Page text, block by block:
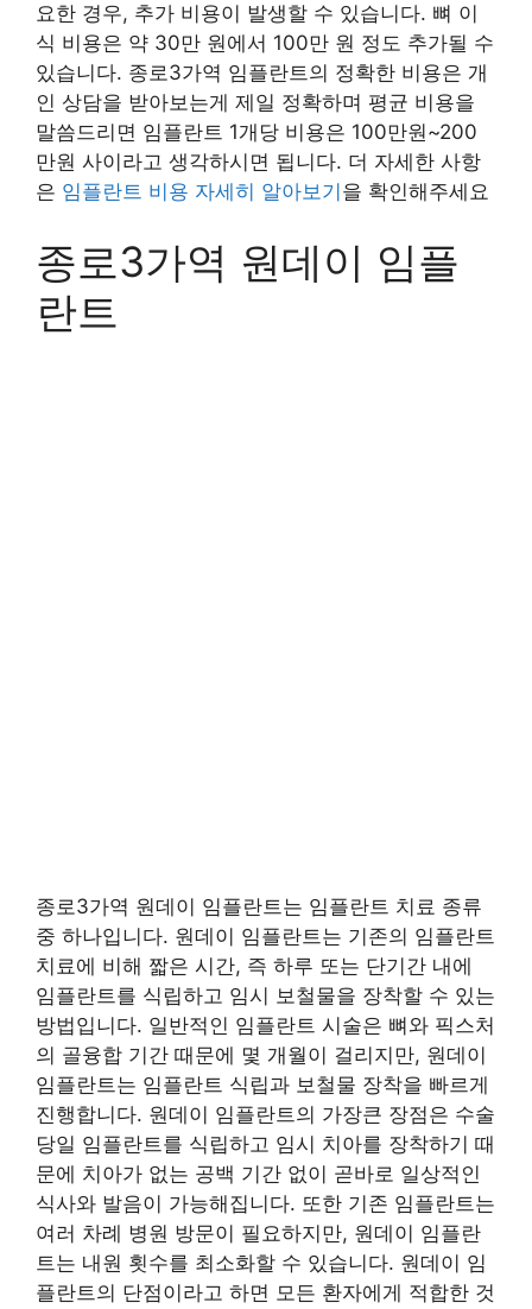
요한 경우, 추가 비용이 발생할 수 있습니다. 뼈 이
식 비용은 약 30만 원에서 100만 원 정도 추가될 수
있습니다. 종로3가역 임플란트의 정확한 비용은 개
인 상담을 받아보는게 제일 정확하며 평균 비용을
말씀드리면 임플란트 1개당 비용은 100만원~200
만원 사이라고 생각하시면 됩니다. 더 자세한 사항
은 임플란트 비용 자세히 알아보기을 확인해주세요
종로3가역 원데이 임플
란트
종로3가역 원데이 임플란트는 임플란트 치료 종류
중 하나입니다. 원데이 임플란트는 기존의 임플란트
치료에 비해 짧은 시간, 즉 하루 또는 단기간 내에
임플란트를 식립하고 임시 보철물을 장착할 수 있는
방법입니다. 일반적인 임플란트 시술은 뼈와 픽스처
의 골융합 기간 때문에 몇 개월이 걸리지만, 원데이
임플란트는 임플란트 식립과 보철물 장착을 빠르게
진행합니다. 원데이 임플란트의 가장큰 장점은 수술
당일 임플란트를 식립하고 임시 치아를 장착하기 때
문에 치아가 없는 공백 기간 없이 곧바로 일상적인
식사와 발음이 가능해집니다. 또한 기존 임플란트는
여러 차례 병원 방문이 필요하지만, 원데이 임플란
트는 내원 횟수를 최소화할 수 있습니다. 원데이 임
플란트의 단점이라고 하면 모든 환자에게 적합한 것